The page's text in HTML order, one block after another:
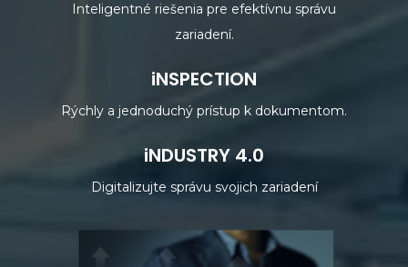
Inteligentné riešenia pre efektívnu správu
zariadení.
iNSPECTION
Rýchly a jednoduchý prístup k dokumentom.
iNDUSTRY 4.0
Digitalizujte správu svojich zariadení